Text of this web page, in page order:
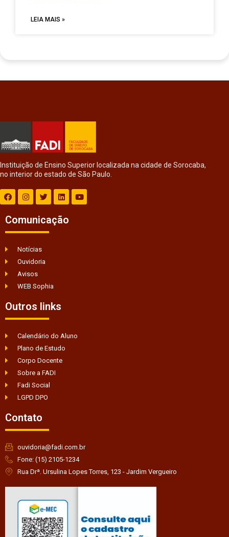
LEIA MAIS »
Instituição de Ensino Superior localizada na cidade de Sorocaba,
no interior do estado de São Paulo.
Comunicação
Notícias
Ouvidoria
Avisos
WEB Sophia
Outros links
Calendário do Aluno
Plano de Estudo
Corpo Docente
Sobre a FADI
Fadi Social
LGPD DPO
Contato
ouvidoria@fadi.com.br
Fone: (15) 2105-1234
Rua Drª. Ursulina Lopes Torres, 123 - Jardim Vergueiro